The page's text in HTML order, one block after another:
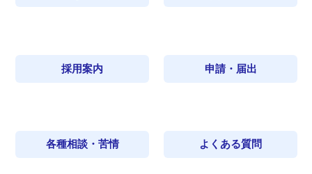
採用案内 申請・届出
各種相談・苦情 よくある質問